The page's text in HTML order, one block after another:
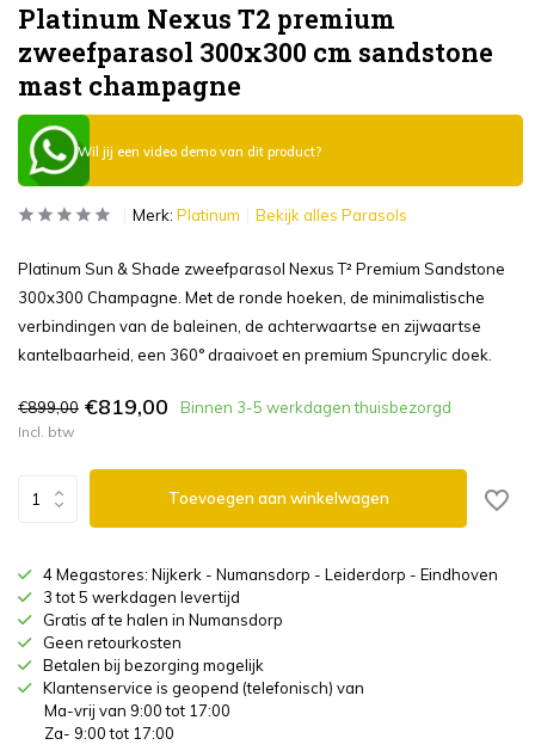
Platinum Nexus T2 premium
zweefparasol 300x300 cm sandstone
mast champagne
Wil jij een video demo van dit product?
Merk: Platinum Bekijk alles Parasols
Platinum Sun & Shade zweefparasol Nexus T² Premium Sandstone
300x300 Champagne. Met de ronde hoeken, de minimalistische
verbindingen van de baleinen, de achterwaartse en zijwaartse
kantelbaarheid, een 360° draaivoet en premium Spuncrylic doek.
€899,00 €819,00 Binnen 3-5 werkdagen thuisbezorgd
Incl. btw
Toevoegen aan winkelwagen
4 Megastores: Nijkerk - Numansdorp - Leiderdorp - Eindhoven
3 tot 5 werkdagen levertijd
Gratis af te halen in Numansdorp
Geen retourkosten
Betalen bij bezorging mogelijk
Klantenservice is geopend (telefonisch) van
Ma-vrij van 9:00 tot 17:00
Za- 9:00 tot 17:00